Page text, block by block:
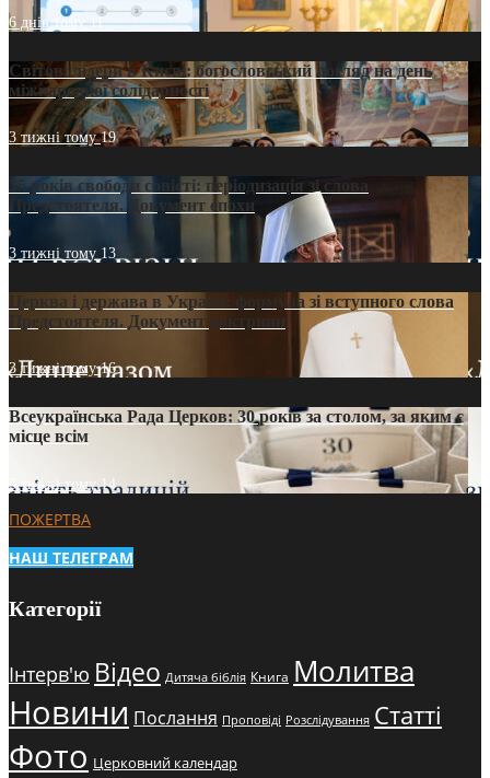
6 днів тому11
Світові лідери в Києві: богословський погляд на день
міжнародної солідарності
3 тижні тому19
35 років свободи совісті: періодизація зі слова
Предстоятеля. Документ епохи
3 тижні тому 13
Церква і держава в Україні: формула зі вступного слова
Предстоятеля. Документ доктрини
3 тижні тому16
Всеукраїнська Рада Церков: 30 років за столом, за яким є
місце всім
3 тижні тому14
ПОЖЕРТВА
НАШ ТЕЛЕГРАМ
Категорії
Інтерв'ю Відео Дитяча біблія Книга Молитва
Новини Послання Проповіді Розслідування Статті
Фото Церковний календар